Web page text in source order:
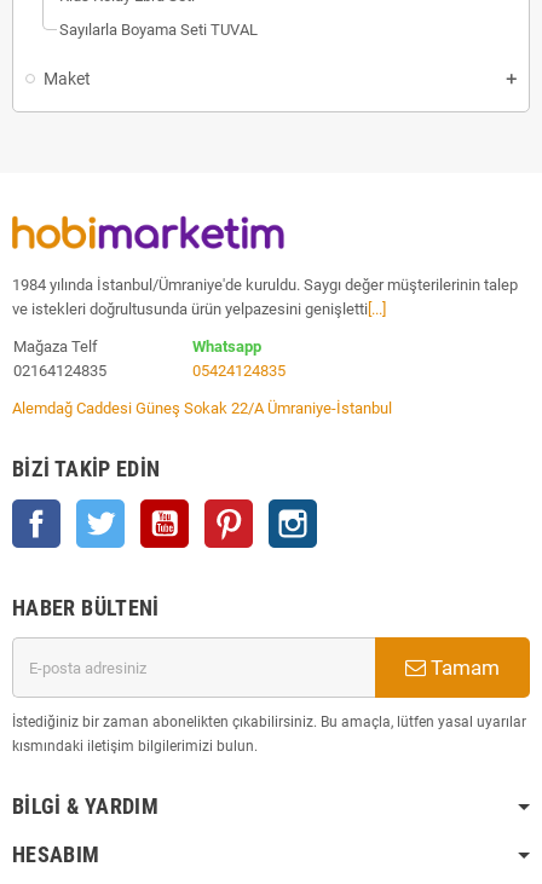
Sayılarla Boyama Seti TUVAL
Maket
1984 yılında İstanbul/Ümraniye'de kuruldu. Saygı değer müşterilerinin talep
ve istekleri doğrultusunda ürün yelpazesini genişletti [...]
Mağaza Telf
02164124835
Whatsapp
05424124835
Alemdağ Caddesi Güneş Sokak 22/A Ümraniye-İstanbul
BIZI TAKIP EDIN
Facebook Twitter YouTube Pinterest
HABER BÜLTENI
Tamam
İstediğiniz bir zaman abonelikten çıkabilirsiniz. Bu amaçla, lütfen yasal uyarılar
kısmındaki iletişim bilgilerimizi bulun.
BILGI & YARDIM
HESABIM